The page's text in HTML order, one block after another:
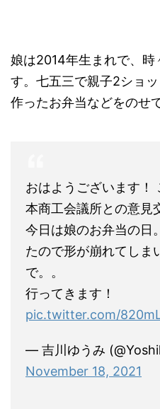
娘は2014年生まれで、
す。七五三で親子2ショ
作ったお弁当などをのせ
おはようございます！
本商工会議所との意見
今日は娘のお弁当の日
たので形が崩れてしま
で。。
行ってきます！
pic.twitter.com/
— 吉川ゆうみ
November 18, 2021